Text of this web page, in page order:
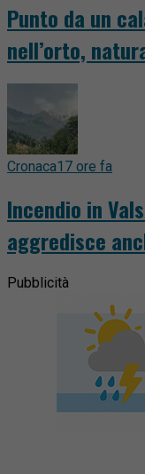
Punto da un
nell’orto,
Cronaca17 ore fa
Incendio in
aggredisce
Pubblicità